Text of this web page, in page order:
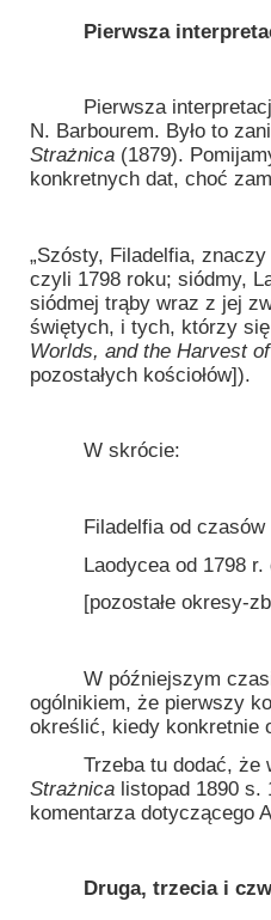
Pierwsza
Pierwsza interpretacja
N. Barbourem. Było to
Strażnica(1879).
konkretnych dat, choć
„Szósty, Filadelfia,
czyli 1798 roku; siódmy,
siódmej trąby wraz z jej
świętych, i tych, którzy
Worlds, and the Harvest
pozostałych kościołów]).
W skrócie:
Filadelfia od czasów
Laodycea od 1798 r.
[pozostałe okresy-
W późniejszym czasie
ogólnikiem, że pierwszy
określić, kiedy konkretnie
Trzeba tu dodać, że w
Strażnicalistopad 1890 s.
komentarza dotyczącego
Druga, trzecia i